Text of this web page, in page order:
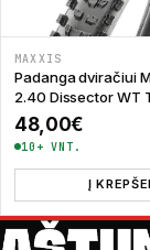
MAXXIS
Padanga dviračiui
2.40 Dissector WT
48,00€
10+ VNT.
Į